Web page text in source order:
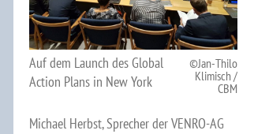
Auf dem Launch des Global
Action Plans in New York
Jan-Thilo
Klimisch /
CBM
Michael Herbst, Sprecher der VENRO-AG